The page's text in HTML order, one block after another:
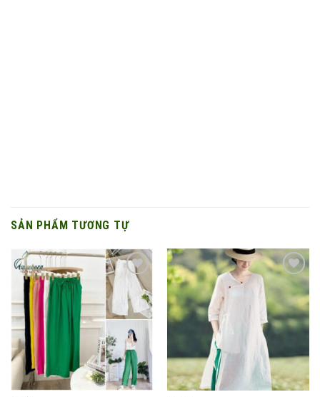
SẢN PHẨM TƯƠNG TỰ
Add to
wishlist
Add to
wishlist